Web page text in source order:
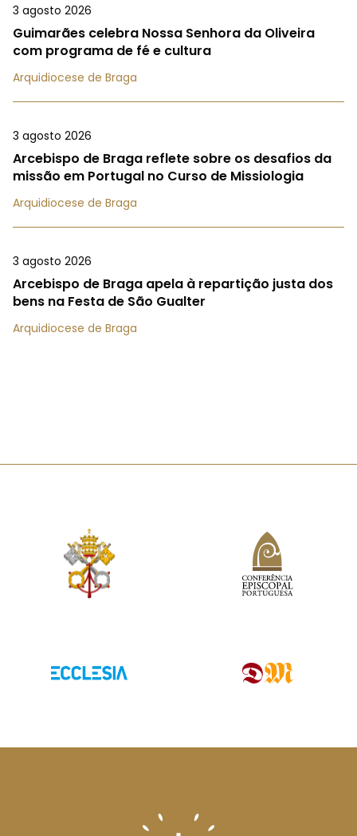
3 agosto 2026
Guimarães celebra Nossa Senhora da Oliveira
com programa de fé e cultura
Arquidiocese de Braga
3 agosto 2026
Arcebispo de Braga reflete sobre os desafios da
missão em Portugal no Curso de Missiologia
Arquidiocese de Braga
3 agosto 2026
Arcebispo de Braga apela à repartição justa dos
bens na Festa de São Gualter
Arquidiocese de Braga